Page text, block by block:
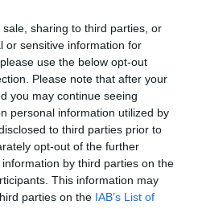
sharing to third parties, or
or sensitive information for
use the below opt-out
Please note that after your
you may continue seeing
personal information utilized by
to third parties prior to
opt-out of the further
by third parties on the
This information may
parties on the IAB’s List of
outro tipo de animais com